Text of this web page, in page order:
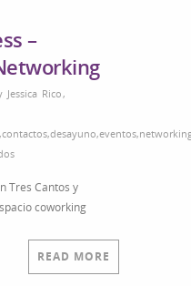
–
Jessica Rico,
,contactos,desayuno,eventos,
en
&
Business
Desayuno
con
Tres Cantos y
coworking
READ MORE